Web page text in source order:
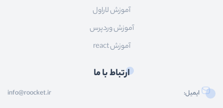
آموزش لاراول
آموزش وردپرس
آموزش react
ارتباط با ما
ایمیل: info@roocket.ir